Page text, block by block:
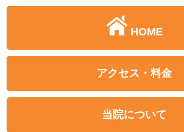
HOME
アクセス・料金
当院について